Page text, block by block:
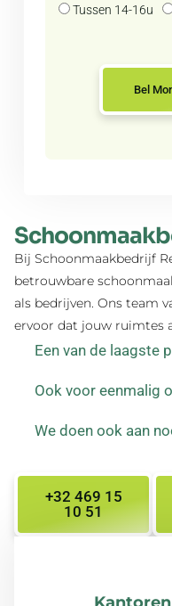
Tussen 14-16u
Bel
Bij Schoonmaakbedrijf
betrouwbare
als bedrijven. Ons team
ervoor dat jouw ruimtes
Een van de laagste
Ook voor eenmalig
We doen ook aan
+32 469 15
10 51